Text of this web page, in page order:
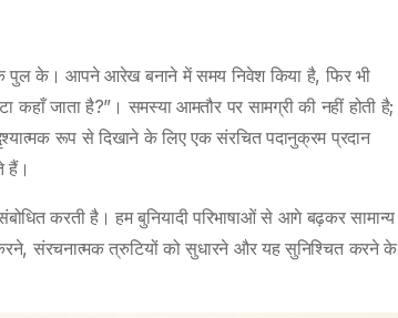
पुल के। आपने आरेख बनाने में समय निवेश किया है, फिर भी
जाता है?”। समस्या आमतौर पर सामग्री की नहीं होती है;
रूप से दिखाने के लिए एक संरचित पदानुक्रम प्रदान
हैं।
करती है। हम बुनियादी परिभाषाओं से आगे बढ़कर सामान्य
संरचनात्मक त्रुटियों को सुधारने और यह सुनिश्चित करने के